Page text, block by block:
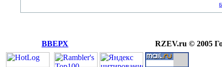
ВВЕРХ RZEV.ru © 2005